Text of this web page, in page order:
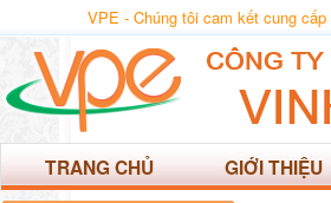
VPE - Chúng tôi cam kết cung
TRANG CHỦ GIỚI THIỆU